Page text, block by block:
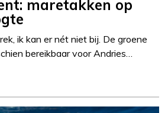
maretakken op
ik kan er nét niet bij. De groene
bereikbaar voor Andries…